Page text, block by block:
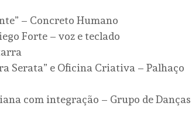
– Concreto Humano
Forte – voz e teclado
Serata” e Oficina Criativa – Palhaço
com integração – Grupo de Danças